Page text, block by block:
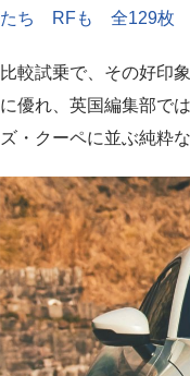
たち RFも 全129枚
比較試乗で、その好印
に優れ、英国編集部で
ズ・クーペに並ぶ純粋